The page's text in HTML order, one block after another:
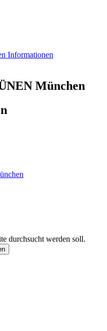
Informationen
München
durchsucht werden soll.